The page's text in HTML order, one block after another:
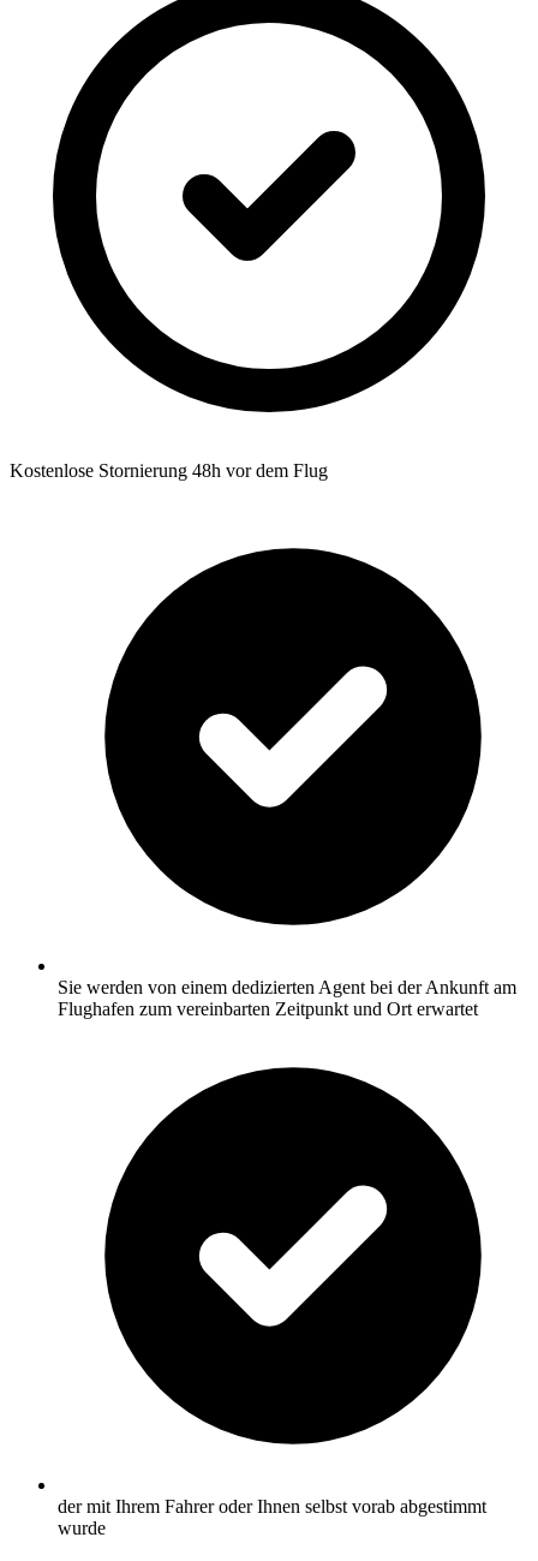
Kostenlose Stornierung 48h vor dem Flug
Sie werden von einem dedizierten Agent bei der Ankunft am
Flughafen zum vereinbarten Zeitpunkt und Ort erwartet
der mit Ihrem Fahrer oder Ihnen selbst vorab abgestimmt
wurde